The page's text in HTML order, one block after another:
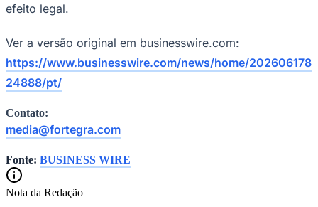
efeito legal.
Ver a versão original em businesswire.com:
https://www.businesswire.com/news/home/202606178
24888/pt/
Contato:
media@fortegra.com
Fonte: BUSINESS WIRE
Nota da Redação